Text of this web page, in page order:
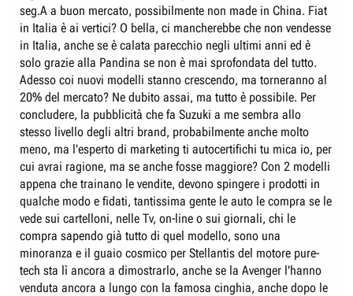
seg.A a buon mercato, possibilmente non made in China. Fiat
in Italia è ai vertici? O bella, ci mancherebbe che non vendesse
in Italia, anche se è calata parecchio negli ultimi anni ed è
solo grazie alla Pandina se non è mai sprofondata del tutto.
Adesso coi nuovi modelli stanno crescendo, ma torneranno al
20% del mercato? Ne dubito assai, ma tutto è possibile. Per
concludere, la pubblicità che fa Suzuki a me sembra allo
stesso livello degli altri brand, probabilmente anche molto
meno, ma l'esperto di marketing ti autocertifichi tu mica io, per
cui avrai ragione, ma se anche fosse maggiore? Con 2 modelli
appena che trainano le vendite, devono spingere i prodotti in
qualche modo e fidati, tantissima gente le auto le compra se le
vede sui cartelloni, nelle Tv, on-line o sui giornali, chi le
compra sapendo già tutto di quel modello, sono una
minoranza e il guaio cosmico per Stellantis del motore pure-
tech sta lì ancora a dimostrarlo, anche se la Avenger l'hanno
venduta ancora a lungo con la famosa cinghia, anche dopo le